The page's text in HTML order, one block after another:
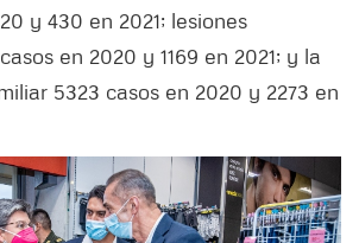
y 430 en 2021; lesiones
en 2020 y 1169 en 2021; y la
5323 casos en 2020 y 2273 en